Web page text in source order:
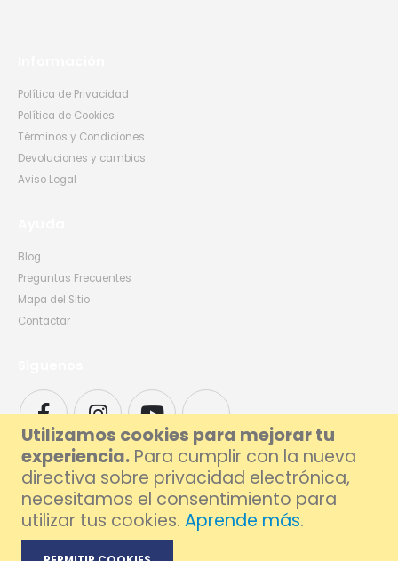
Utilizamos cookies para mejorar tu
experiencia. Para cumplir con la nueva
directiva sobre privacidad electrónica,
necesitamos el consentimiento para
utilizar tus cookies. Aprende más.
Política de Privacidad
Política de Cookies
Términos y Condiciones
Devoluciones y cambios
Aviso Legal
Blog
Preguntas Frecuentes
Mapa del Sitio
Contactar
© 2026 Foxlive - Especialistas en Reparación de Móviles y Ordenadores en
Barcelona